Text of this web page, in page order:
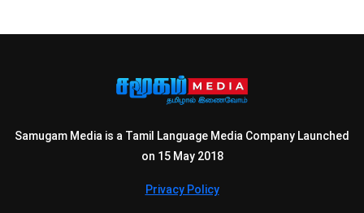
Samugam Media is a Tamil Language Media Company Launched
on 15 May 2018
Privacy Policy